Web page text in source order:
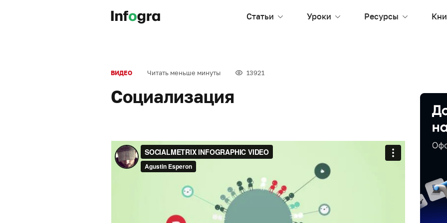
Статьи Уроки Ресурсы
ВИДЕО Читать меньше минуты 13921
Социализация